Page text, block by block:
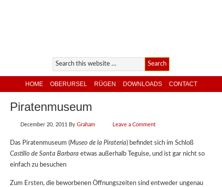
HOME OBERURSEL RÜGEN DOWNLOADS CONTACT
Piratenmuseum
December 20, 2011 By Graham Leave a Comment
Das Piratenmuseum (Museo de la Piratería) befindet sich im Schloß
Castillo de Santa Barbara etwas außerhalb Teguise, und ist gar nicht so
einfach zu besuchen
Zum Ersten, die beworbenen Öffnungszeiten sind entweder ungenau